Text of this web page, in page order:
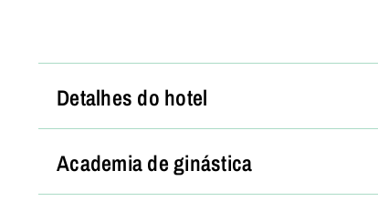
Detalhes do hotel
Academia de ginástica